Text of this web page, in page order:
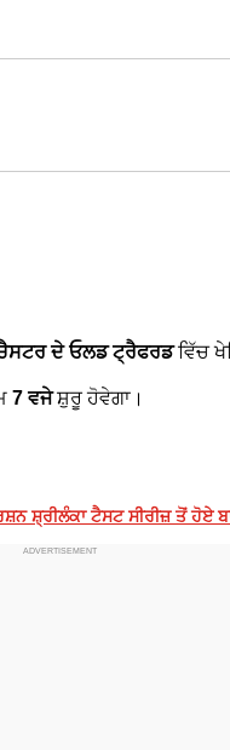
ਦੇ ਓਲਡ ਟ੍ਰੈਫਰਡਵਿੱਚ
7 ਵਜੇਸ਼ੁਰੂ ਹੋਵੇਗਾ।
ਸ਼੍ਰੀਲੰਕਾ ਟੈਸਟ ਸੀਰੀਜ਼ ਤੋਂ ਹੋਏ